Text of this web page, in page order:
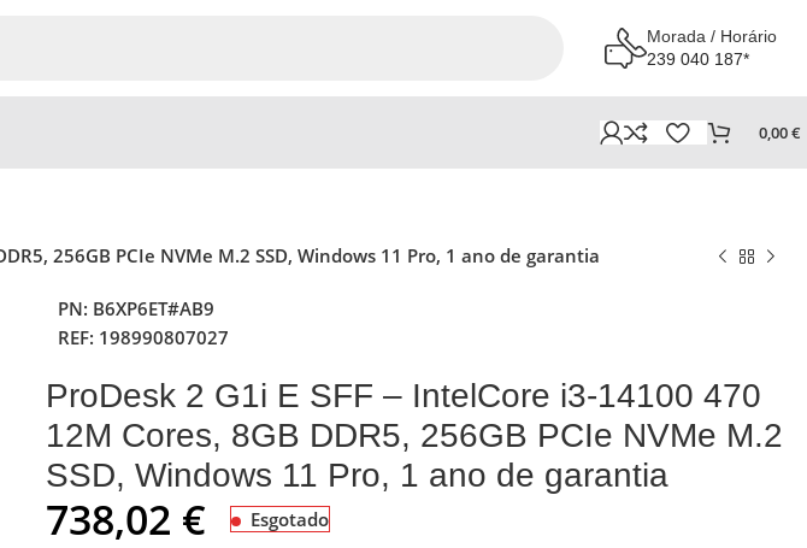
Morada / Horário
239 040 187*
0,00€
256GB PCIe NVMe M.2 SSD, Windows 11 Pro, 1 ano de garantia
PN: B6XP6ET#AB9
REF: 198990807027
ProDesk 2 G1i E SFF – IntelCore i3-14100 470
12M Cores, 8GB DDR5, 256GB PCIe NVMe M.2
SSD, Windows 11 Pro, 1 ano de garantia
738,02 € Esgotado